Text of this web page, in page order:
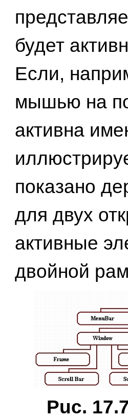
будет
Если,
мышью на
активна
показано
для двух
активные
двойной
Puc.